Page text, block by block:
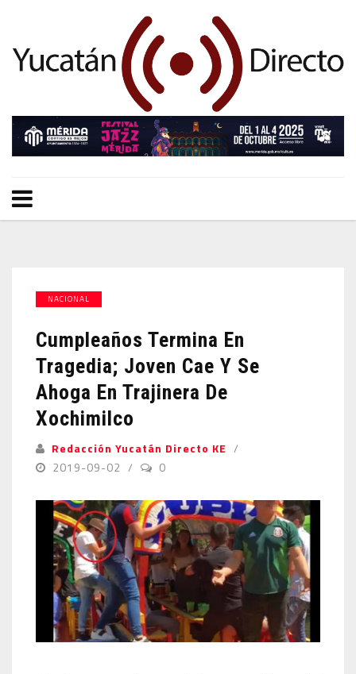
NACIONAL
Cumpleaños Termina En
Tragedia; Joven Cae Y Se
Ahoga En Trajinera De
Xochimilco
Redacción Yucatán Directo KE
2019-09-02
0